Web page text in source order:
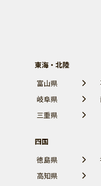
東海・北陸
富山県
岐阜県
三重県
四国
徳島県
高知県